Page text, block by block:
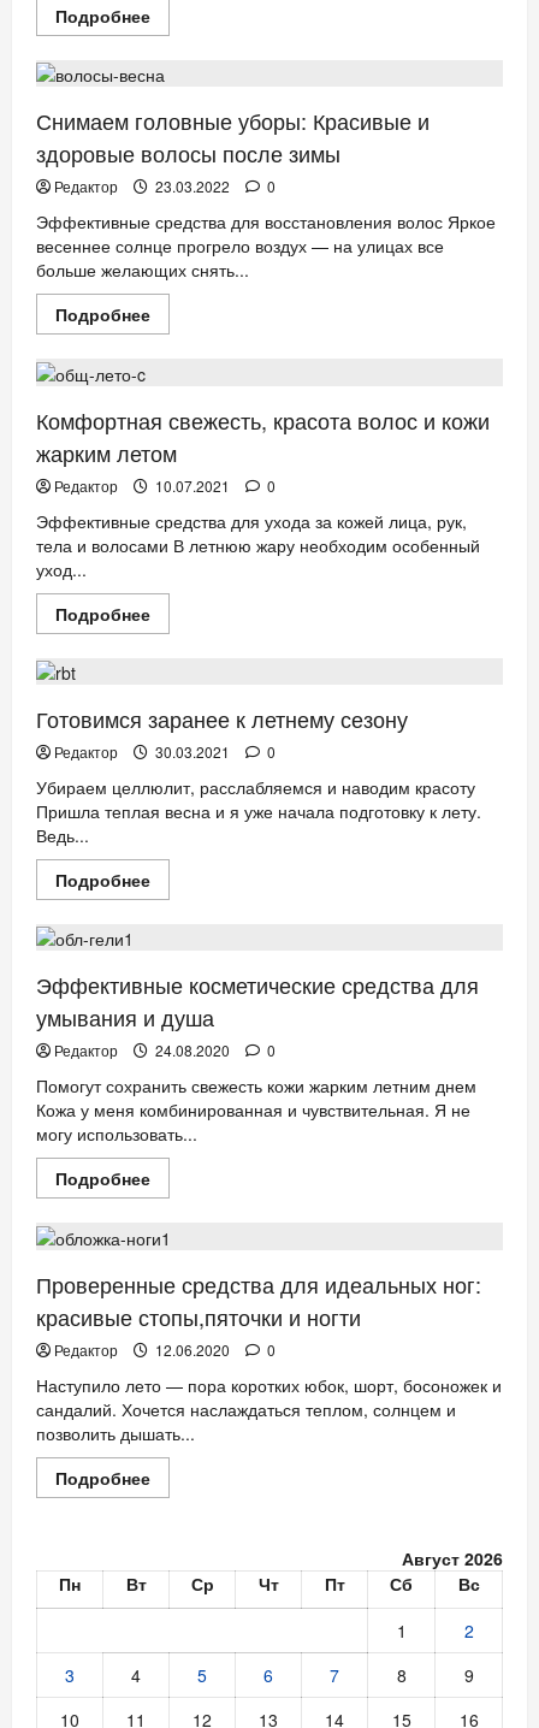
ПодробнееПрочитать
больше
кожи
зимних
холодов
КРАСОТА НОВОСТИ АНОНСЫ
Снимаем головные уборы: Красивые и
здоровые волосы после зимы
Редактор 23.03.2022 0
Эффективные средства для восстановления волос Яркое
весеннее солнце прогрело воздух — на улицах все
больше желающих снять...
ПодробнееПрочитать
больше
Красивые
и
здоровые
волосы
после
зимы
Комфортная свежесть, красота волос и кожи
жарким летом
Редактор 10.07.2021 0
Эффективные средства для ухода за кожей лица, рук,
тела и волосами В летнюю жару необходим особенный
уход...
ПодробнееПрочитать
больше
волос
и
кожи
жарким
летом
КРАСОТА НОВОСТИ АНОНСЫ
Готовимся заранее к летнему сезону
Редактор 30.03.2021 0
Убираем целлюлит, расслабляемся и наводим красоту
Пришла теплая весна и я уже начала подготовку к лету.
Ведь...
ПодробнееПрочитать
больше
летнему
сезону
КРАСОТА НОВОСТИ АНОНСЫ
Эффективные косметические средства для
умывания и душа
Редактор 24.08.2020 0
Помогут сохранить свежесть кожи жарким летним днем
Кожа у меня комбинированная и чувствительная. Я не
могу использовать...
ПодробнееПрочитать
больше
Эффективные
косметические
для
умывания
и
душа
Проверенные средства для идеальных ног:
красивые стопы,пяточки и ногти
Редактор 12.06.2020 0
Наступило лето — пора коротких юбок, шорт, босоножек и
сандалий. Хочется наслаждаться теплом, солнцем и
позволить дышать...
ПодробнееПрочитать
больше
идеальных
красивые
ногти
Август 2026
Пн
Вт Ср Чт Пт Сб
Вс
1
2
3
4 5 6 7 8
9
10
11 12 13 14 15 16